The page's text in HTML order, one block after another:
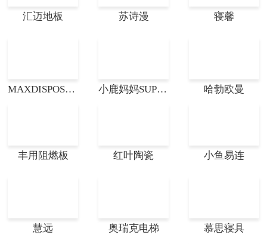
汇迈地板 苏诗漫 寝馨
MAXDISPOSER帝普森 小鹿妈妈SUPER DEER 哈勃欧曼
丰用阻燃板 红叶陶瓷 小鱼易连
慧远 奥瑞克电梯 慕思寝具